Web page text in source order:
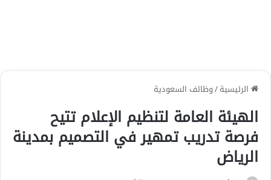
الرئيسية/وظائف السعودية
الهيئة العامة لتنظيم الإعلام تتيح
فرصة تدريب تمهير في التصميم بمدينة
الرياض